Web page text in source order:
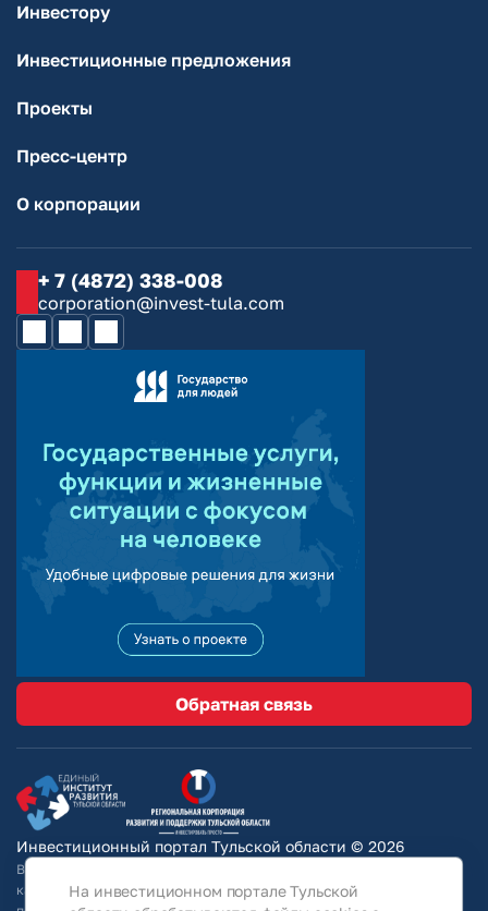
Инвестору
Инвестиционные предложения
Проекты
Пресс-центр
О корпорации
+ 7 (4872) 338-008
corporation@invest-tula.com
Обратная связь
Инвестиционный портал Тульской области © 2026
Вся информация на сайте носит ознакомительный характер и ни при
каких условиях не является публичной офертой, определяемой
На инвестиционном портале Тульской